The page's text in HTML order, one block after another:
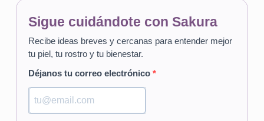
Sigue cuidándote con Sakura
Recibe ideas breves y cercanas para entender mejor
tu piel, tu rostro y tu bienestar.
Déjanos tu correo electrónico